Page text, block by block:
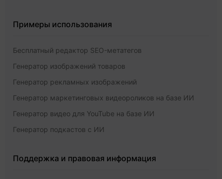
Примеры использования
Бесплатный редактор SEO-метатегов
Генератор изображений товаров
Генератор рекламных изображений
Генератор маркетинговых видеороликов на базе ИИ
Генератор видео для YouTube на базе ИИ
Генератор подкастов с ИИ
Поддержка и правовая информация